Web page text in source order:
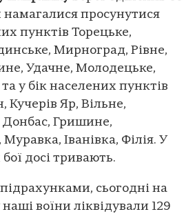
просунутися
пунктів Торецьке,
Мирноград, Рівне,
Удачне, Молодецьке,
у бік населених пунктів
Яр, Вільне,
Гришине,
Іванівка, Філія. У
досі тривають.
сьогодні на
воїни ліквідували 129